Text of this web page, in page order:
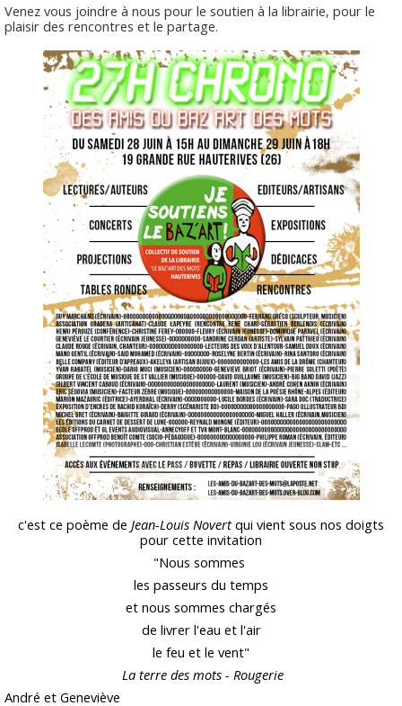
Venez vous joindre à nous pour le soutien à la librairie, pour le
plaisir des rencontres et le partage.
c'est ce poème de Jean-Louis Novertqui vient sous nos doigts
pour cette invitation
"Nous sommes
les passeurs du temps
et nous sommes chargés
de livrer l'eau et l'air
le feu et le vent"
La terre des mots - Rougerie
André et Geneviève